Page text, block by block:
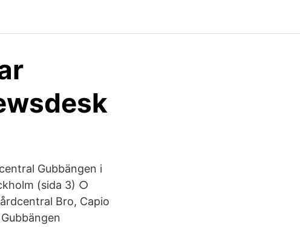
Gubbängen i
(sida 3) ○
Bro, Capio